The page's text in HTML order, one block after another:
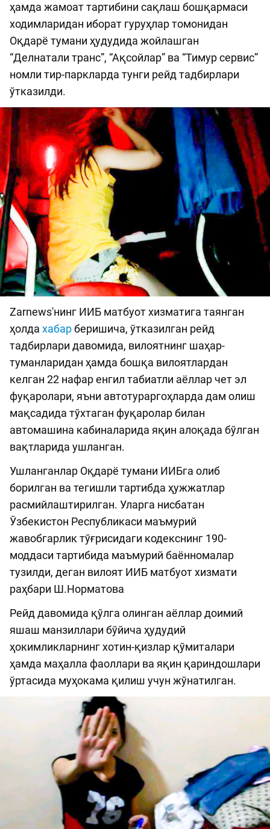
ҳамда жамоат тартибини сақлаш бошқармаси
ходимларидан иборат гуруҳлар томонидан
Оқдарё тумани ҳудудида жойлашган
“Делнатали транс”, “Ақсойлар” ва “Тимур сервис”
номли тир-паркларда тунги рейд тадбирлари
ўтказилди.
Zarnews'нинг ИИБ матбуот хизматига таянган
ҳолда хабарберишича, ўтказилган рейд
тадбирлари давомида, вилоятнинг шаҳар-
туманларидан ҳамда бошқа вилоятлардан
келган 22 нафар енгил табиатли аёллар чет эл
фуқаролари, яъни автотураргоҳларда дам олиш
мақсадида тўхтаган фуқаролар билан
автомашина кабиналарида яқин алоқада бўлган
вақтларида ушланган.
Ушланганлар Оқдарё тумани ИИБга олиб
борилган ва тегишли тартибда ҳужжатлар
расмийлаштирилган. Уларга нисбатан
Ўзбекистон Республикаси маъмурий
жавобгарлик тўғрисидаги кодекснинг 190-
моддаси тартибида маъмурий баённомалар
тузилди, деган вилоят ИИБ матбуот хизмати
раҳбари Ш.Норматова
Рейд давомида қўлга олинган аёллар доимий
яшаш манзиллари бўйича ҳудудий
ҳокимликларнинг хотин-қизлар қўмиталари
ҳамда маҳалла фаоллари ва яқин қариндошлари
ўртасида муҳокама қилиш учун жўнатилган.